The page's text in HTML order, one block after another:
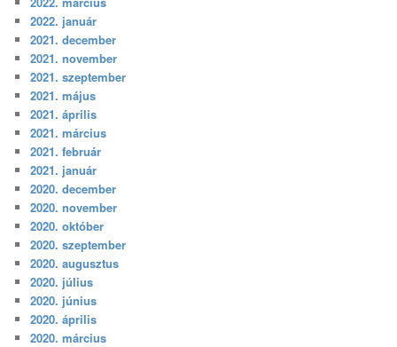
2022. január
2021. december
2021. november
2021. szeptember
2021. május
2021. április
2021. március
2021. február
2021. január
2020. december
2020. november
2020. október
2020. szeptember
2020. augusztus
2020. július
2020. június
2020. április
2020. március